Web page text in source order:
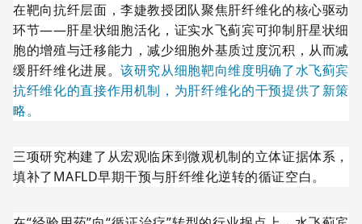
在靶向抗纤层面，李婕教授团队聚焦肝纤维化的核心驱动
环节——肝星状细胞活化，证实水飞蓟宾可抑制肝星状细
胞的增殖与迁移能力，减少细胞外基质过度沉积，从而减
缓肝纤维化进展。该研究从细胞靶向维度明确了水飞蓟宾
抗纤维化的直接作用机制，为肝纤维化的干预提供了新策
略。
三项研究构建了从宏观临床到微观机制的立体证据体系，
填补了MAFLD早期干预与肝纤维化逆转的循证空白。